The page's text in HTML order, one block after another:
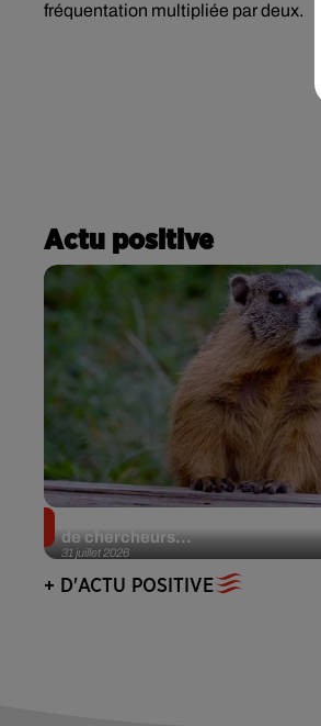
fréquentation multipliée par deux.
Actu positive
31 juillet 2026
de chercheurs...
+ D'ACTU POSITIVE